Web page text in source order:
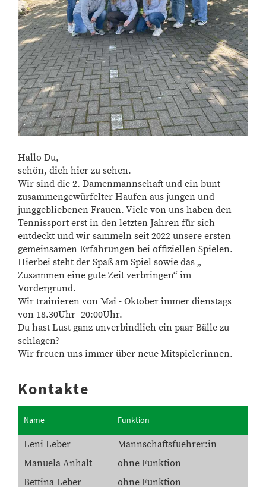
Hallo Du,
schön, dich hier zu sehen.
Wir sind die 2. Damenmannschaft und ein bunt
zusammengewürfelter Haufen aus jungen und
junggebliebenen Frauen. Viele von uns haben den
Tennissport erst in den letzten Jahren für sich
entdeckt und wir sammeln seit 2022 unsere ersten
gemeinsamen Erfahrungen bei offiziellen Spielen.
Hierbei steht der Spaß am Spiel sowie das „
Zusammen eine gute Zeit verbringen“ im
Vordergrund.
Wir trainieren von Mai - Oktober immer dienstags
von 18.30Uhr -20:00Uhr.
Du hast Lust ganz unverbindlich ein paar Bälle zu
schlagen?
Wir freuen uns immer über neue Mitspielerinnen.
Kontakte
Name Funktion
Leni Leber
Mannschaftsfuehrer:in
Manuela Anhalt
ohne Funktion
Bettina Leber
ohne Funktion